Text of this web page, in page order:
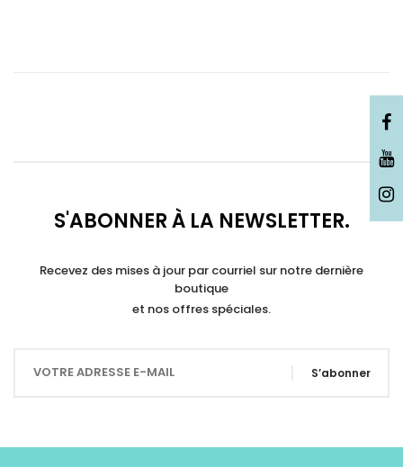
S'ABONNER À LA NEWSLETTER.
Recevez des mises à jour par courriel sur notre dernière
boutique
et nos offres spéciales.
S’abonner